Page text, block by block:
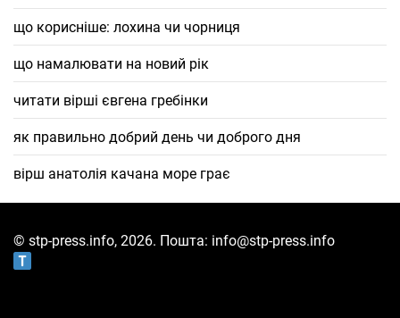
що корисніше: лохина чи чорниця
що намалювати на новий рік
читати вірші євгена гребінки
як правильно добрий день чи доброго дня
вірш анатолія качана море грає
© stp-press.info, 2026. Пошта: info@stp-press.info